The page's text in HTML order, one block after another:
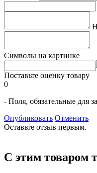
Символы на картинке
Поставьте оценку товару
0
- Поля, обязательные для
Опубликовать Отменить
Оставьте отзыв первым.
С этим товаром